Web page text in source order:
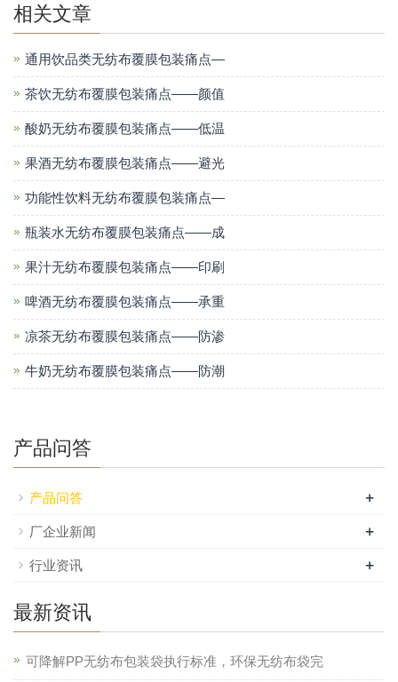
相关文章
通用饮品类无纺布覆膜包装痛点—
茶饮无纺布覆膜包装痛点——颜值
酸奶无纺布覆膜包装痛点——低温
果酒无纺布覆膜包装痛点——避光
功能性饮料无纺布覆膜包装痛点—
瓶装水无纺布覆膜包装痛点——成
果汁无纺布覆膜包装痛点——印刷
啤酒无纺布覆膜包装痛点——承重
凉茶无纺布覆膜包装痛点——防渗
牛奶无纺布覆膜包装痛点——防潮
产品问答
产品问答 +
厂企业新闻 +
行业资讯 +
最新资讯
可降解PP无纺布包装袋执行标准，环保无纺布袋完